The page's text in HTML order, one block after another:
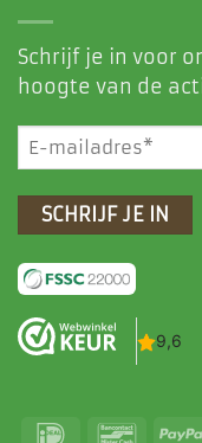
Schrijf je in voor
hoogte van de
E-
mailadres
(Vereist)
IDeal